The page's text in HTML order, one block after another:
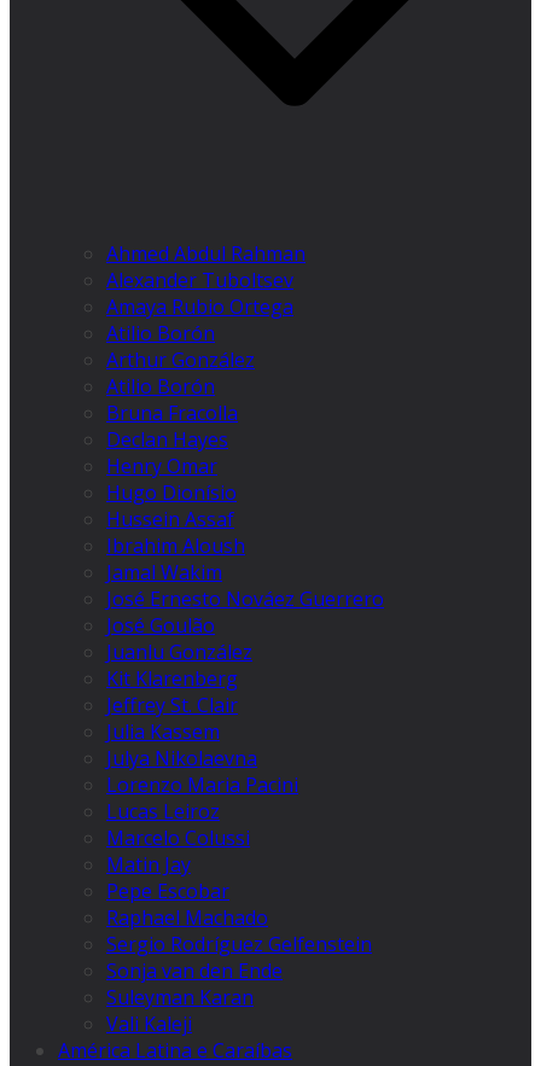
Ahmed Abdul Rahman
Alexander Tuboltsev
Amaya Rubio Ortega
Atilio Borón
Arthur González
Atilio Borón
Bruna Fracolla
Declan Hayes
Henry Omar
Hugo Dionísio
Hussein Assaf
Ibrahim Aloush
Jamal Wakim
José Ernesto Nováez Guerrero
José Goulão
Juanlu González
Kit Klarenberg
Jeffrey St. Clair
Julia Kassem
Julya Nikolaevna
Lorenzo Maria Pacini
Lucas Leiroz
Marcelo Colussi
Matin Jay
Pepe Escobar
Raphael Machado
Sergio Rodríguez Gelfenstein
Sonja van den Ende
Suleyman Karan
Vali Kaleji
América Latina e Caraíbas